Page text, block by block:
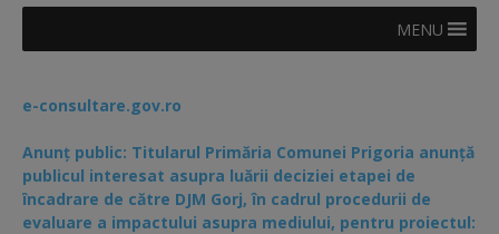
MENU
e-consultare.gov.ro
Anunț public: Titularul Primăria Comunei Prigoria anunță
publicul interesat asupra luării deciziei etapei de
încadrare de către DJM Gorj, în cadrul procedurii de
evaluare a impactului asupra mediului, pentru proiectul: